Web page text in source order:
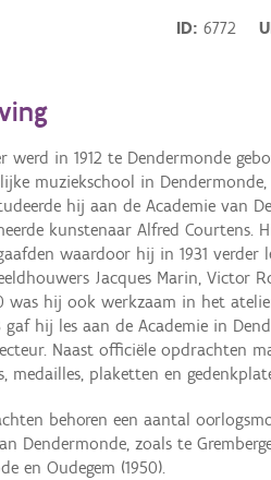
ID 6772
werd in 1912 te Dendermonde
muziekschool in
hij aan de Academie van
kunstenaar Alfred Courtens.
waardoor hij in 1931 verder
Jacques Marin, Victor
was hij ook werkzaam in het
gaf hij les aan de Academie in
Naast officiële opdrachten
medailles, plaketten en
behoren een aantal
Dendermonde, zoals te
en Oudegem (1950).